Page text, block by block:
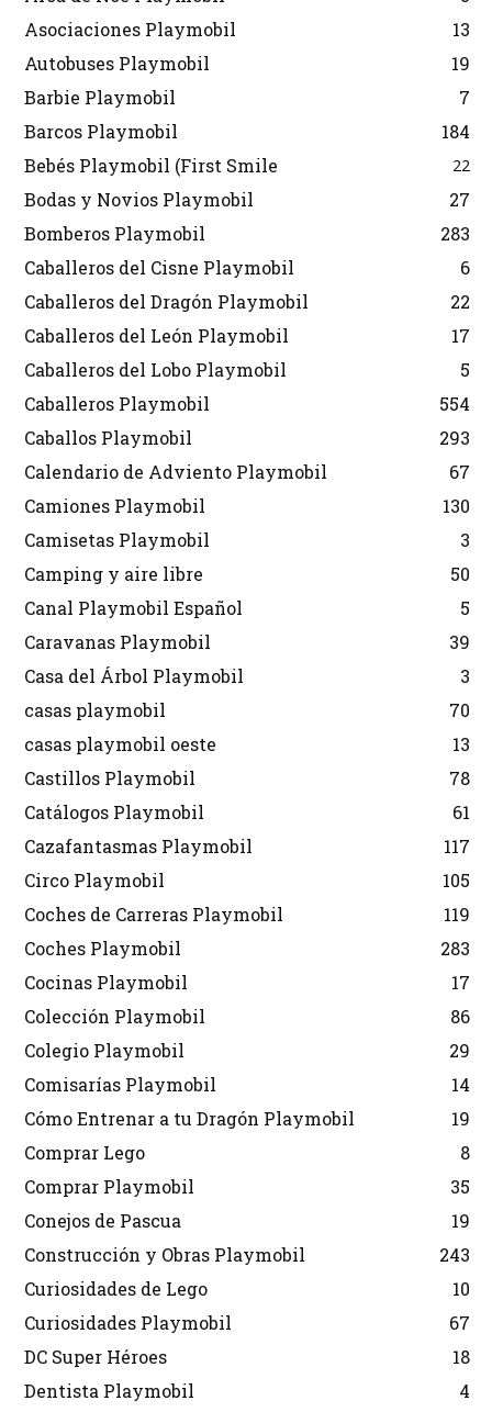
Asociaciones Playmobil
13
Autobuses Playmobil
19
Barbie Playmobil
7
Barcos Playmobil
184
Bebés Playmobil (First Smile
22
Bodas y Novios Playmobil
27
Bomberos Playmobil
283
Caballeros del Cisne Playmobil
6
Caballeros del Dragón Playmobil
22
Caballeros del León Playmobil
17
Caballeros del Lobo Playmobil
5
Caballeros Playmobil
554
Caballos Playmobil
293
Calendario de Adviento Playmobil
67
Camiones Playmobil
130
Camisetas Playmobil
3
Camping y aire libre
50
Canal Playmobil Español
5
Caravanas Playmobil
39
Casa del Árbol Playmobil
3
casas playmobil
70
casas playmobil oeste
13
Castillos Playmobil
78
Catálogos Playmobil
61
Cazafantasmas Playmobil
117
Circo Playmobil
105
Coches de Carreras Playmobil
119
Coches Playmobil
283
Cocinas Playmobil
17
Colección Playmobil
86
Colegio Playmobil
29
Comisarías Playmobil
14
Cómo Entrenar a tu Dragón Playmobil
19
Comprar Lego
8
Comprar Playmobil
35
Conejos de Pascua
19
Construcción y Obras Playmobil
243
Curiosidades de Lego
10
Curiosidades Playmobil
67
DC Super Héroes
18
Dentista Playmobil
4